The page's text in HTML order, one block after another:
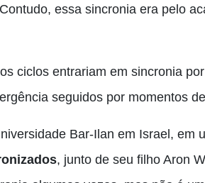
essa sincronia era pelo
ciclos entrariam em sincronia
seguidos por momentos
Bar-Ilan em Israel, em
, junto de seu filho Aron